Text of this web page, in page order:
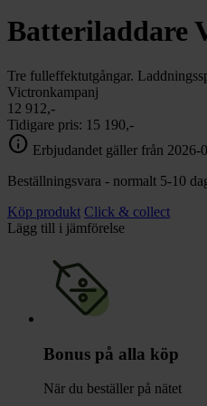
Grill & Fritid chevron_right
Reservdelar chevron_right
Batteriladdare
Tre fulleffektutgångar.
Victronkampanj
12 912,-
Tidigare pris: 15 190,-
info Erbjudandet gäller från
Beställningsvara - normalt 5-10
Köp produkt Click & collect
Lägg till i jämförelse
Bonus på alla köp
När du beställer på nätet